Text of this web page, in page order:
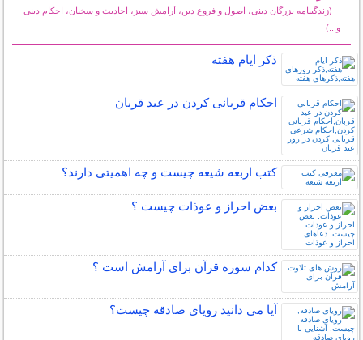
(زندگینامه بزرگان دینی، اصول و فروع دین، آرامش سبز، احادیث و سخنان، احکام دینی
و...)
ذکر ایام هفته
احکام قربانی کردن در عید قربان
کتب اربعه شیعه چیست و چه اهمیتی دارند؟
بعض احراز و عوذات چیست ؟
کدام سوره قرآن برای آرامش است ؟
آیا می دانید رویای صادقه چیست؟